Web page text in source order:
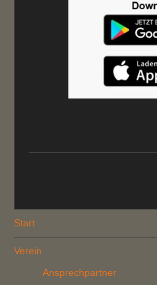
Start
Verein
Ansprechpartner